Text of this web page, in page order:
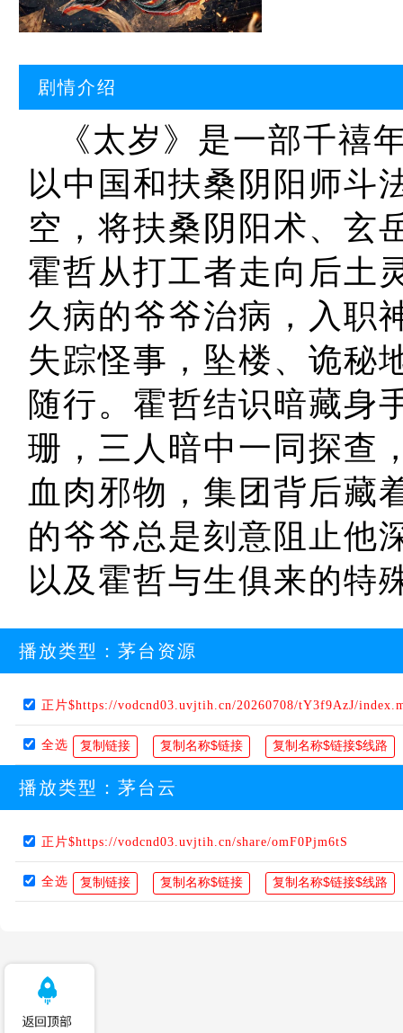
剧情介绍
《太岁》是一部千禧
以中国和扶桑阴阳师斗
空，将扶桑阴阳术、玄
霍哲从打工者走向后土
久病的爷爷治病，入职
失踪怪事，坠楼、诡秘
随行。霍哲结识暗藏身
珊，三人暗中一同探查
血肉邪物，集团背后藏
的爷爷总是刻意阻止他
以及霍哲与生俱来的特
播放类型： 茅台资源
正片$https://vodcnd03.uvjtih.cn/20260708/tY3f9AzJ/
全选
播放类型： 茅台云
正片$https://vodcnd03.uvjtih.cn/share/omF0Pjm6tS
全选